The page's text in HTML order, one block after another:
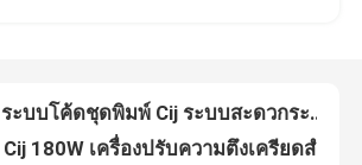
9011A F2 ระบบโค้ดชุดพิมพ์ Cij ระบบสะดวกระบายแกน 235mm
เครื่องพิมพ์ Cij 180W เครื่องปรับความตึงเครียดสําหรับถุงพลาสติก